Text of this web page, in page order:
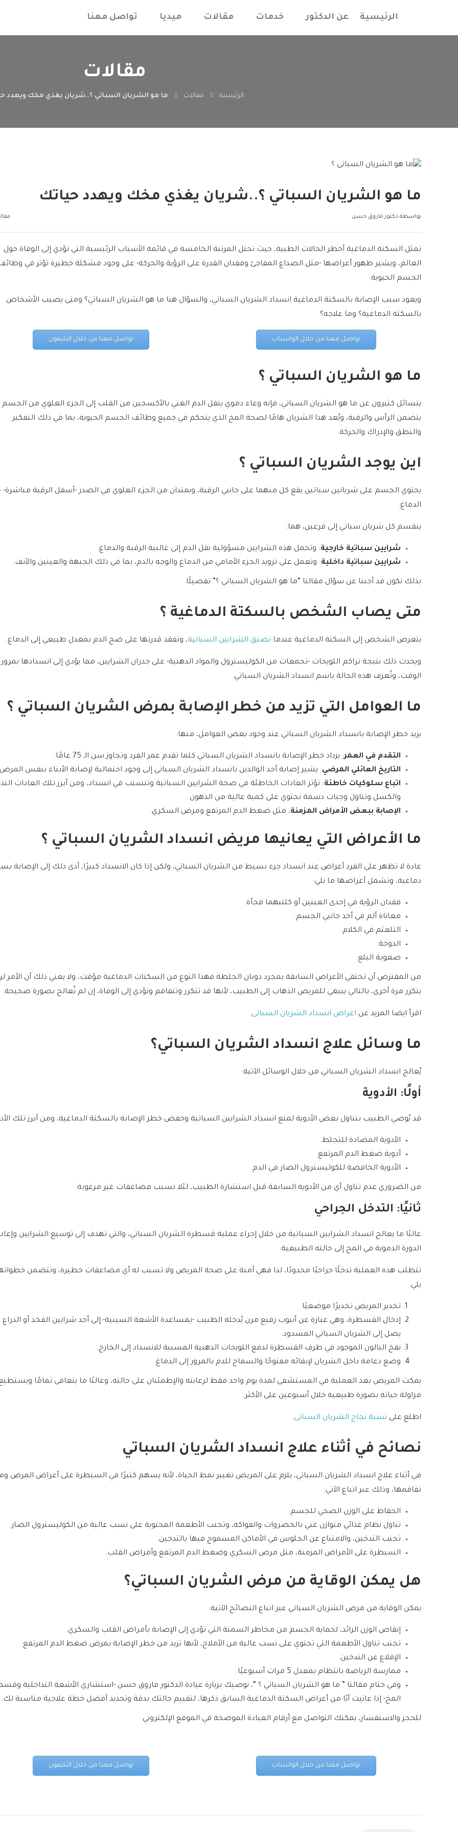
الرئيسية عن الدكتور خدمات مقالات ميديا تواصل معنا
مقالات
الرئيسية مقالات ما هو الشريان السباتي ؟..شريان يغذي مخك ويهدد
ما هو الشريان السباتي ؟..شريان يغذي مخك ويهدد حياتك
بواسطة دكتور فاروق حسن
تمثل السكتة الدماغية أخطر الحالات الطبية، حيث تحتل المرتبة الخامسة في قائمة الأسباب الرئيسية التي تؤدي إلى الوفاة حول
العالم، ويشير ظهور أعراضها -مثل الصداع المفاجئ وفقدان القدرة على الرؤية والحركة- على وجود مشكلة خطيرة تؤثر في
الجسم الحيوية.
ويعود سبب الإصابة بالسكتة الدماغية انسداد الشريان السباتي، والسؤال هنا ما هو الشريان السباتي؟ ومتى يصيب الأشخاص
بالسكتة الدماغية؟ وما علاجه؟
تواصل معنا من خلال التليفون تواصل معنا من خلال الواتساب
ما هو الشريان السباتي ؟
يتسائل كثيرون عن ما هو الشريان السباتي، فإنه وعاء دموي ينقل الدم الغني بالأكسجين من القلب إلى الجزء العلوي من الجسم
يتضمن الرأس والرقبة، ويُعد هذا الشريان هامًا لصحة المخ الذي يتحكم في جميع وظائف الجسم الحيوية، بما في ذلك التفكير
والنطق والإدراك والحركة.
اين يوجد الشريان السباتي ؟
يحتوي الجسم على شريانين سباتين يقع كل منهما على جانبي الرقبة، ويمتدان من الجزء العلوي في الصدر -أسفل الرقبة مباشرة-
الدماغ.
ينقسم كل شريان سباتي إلى فرعين، هما:
شرايين سباتية خارجية: وتحمل هذه الشرايين مسؤولية نقل الدم إلى غالبية الرقبة والدماغ.
شرايين سباتية داخلية: وتعمل على تزويد الجزء الأمامي من الدماغ والوجه بالدم، بما في ذلك الجبهة والعينين والأنف.
بذلك نكون قد أجبنا عن سؤال مقالنا “ما هو الشريان السباتي ؟” تفصيلًا.
متى يصاب الشخص بالسكتة الدماغية ؟
يتعرض الشخص إلى السكتة الدماغية عندما تضيق الشرايين السباتية، وتفقد قدرتها على ضخ الدم بمعدل طبيعي إلى الدماغ.
ويحدث ذلك نتيجة تراكم اللويحات -تجمعات من الكوليسترول والمواد الدهنية- على جدران الشرايين، مما يؤدي إلى انسدادها بمرور
الوقت، وتُعرف هذه الحالة باسم انسداد الشريان السباتي.
ما العوامل التي تزيد من خطر الإصابة بمرض الشريان السباتي ؟
يزيد خطر الإصابة بانسداد الشريان السباتي عند وجود بعض العوامل، منها:
التقدم في العمر: يزداد خطر الإصابة بانسداد الشريان السباتي كلما تقدم عمر الفرد وتجاوز سن الـ 75 عامًا.
التاريخ العائلي المرضي: يشير إصابة أحد الوالدين بانسداد الشريان السباتي إلى وجود احتمالية لإصابة الأبناء بنفس
اتباع سلوكيات خاطئة: تؤثر العادات الخاطئة في صحة الشرايين السباتية وتتسبب في انسداد، ومن أبرز تلك العادات
والكسل وتناول وجبات دسمة تحتوي على كمية عالية من الدهون.
الإصابة ببعض الأمراض المزمنة، مثل ضغط الدم المرتفع ومرض السكري.
ما الأعراض التي يعانيها مريض انسداد الشريان السباتي ؟
عادة لا تظهر على الفرد أعراض عند انسداد جزء بسيط من الشريان السباتي، ولكن إذا كان الانسداد كبيرًا، أدى ذلك إلى الإصابة
دماغية، وتشمل أعراضها ما يلي:
فقدان الرؤية في إحدى العينين أو كلتيهما فجأة.
معاناة ألم في أحد جانبي الجسم.
التلعثم في الكلام.
الدوخة.
صعوبة البلع.
من المفترض أن تختفي الأعراض السابقة بمجرد ذوبان الجلطة فهذا النوع من السكتات الدماغية مؤقت، ولا يعني ذلك أن الأمر
يتكرر مرة أخرى، بالتالي ينبغي للمريض الذهاب إلى الطبيب، لأنها قد تتكرر وتتفاقم وتؤدي إلى الوفاة، إن لم تُعالج بصورة صحيحة.
اقرأ ايضا المزيد عن اعراض انسداد الشريان السباتى.
ما وسائل علاج انسداد الشريان السباتي؟
يُعالج انسداد الشريان السباتي من خلال الوسائل الآتية:
أولًا: الأدوية
قد يُوصي الطبيب بتناول بعض الأدوية لمنع انسداد الشرايين السباتية وخفض خطر الإصابة بالسكتة الدماغية، ومن أبرز تلك
الأدوية المضادة للتجلط.
أدوية ضغط الدم المرتفع.
الأدوية الخافضة للكوليسترول الضار في الدم.
من الضروري عدم تناول أي من الأدوية السابقة قبل استشارة الطبيب، لئلا تسبب مضاعفات غير مرغوبة.
ثانيًا: التدخل الجراحي
غالبًا ما يعالج انسداد الشرايين السباتية من خلال إجراء عملية قسطرة الشريان السباتي، والتي تهدف إلى توسيع الشرايين
الدورة الدموية في المخ إلى حالته الطبيعية.
تتطلب هذه العملية تدخلًا جراحيًا محدودًا، لذا فهي آمنة على صحة المريض ولا تسبب له أي مضاعفات خطيرة، وتتضمن
يلي:
تخدير المريض تخديرًا موضعيًا.
إدخال القسطرة، وهي عبارة عن أنبوب رفيع مرن يُدخله الطبيب -بمساعدة الأشعة السينية- إلى أحد شرايين الفخذ أو الذراع
يصل إلى الشريان السباتي المسدود.
نفخ البالون الموجود في طرف القسطرة لدفع اللويحات الدهنية المسببة للانسداد إلى الخارج.
وضع دعامة داخل الشريان لإبقائه مفتوحًا والسماح للدم بالمرور إلى الدماغ.
يمكث المريض بعد العملية في المستشفى لمدة يوم واحد فقط لرعايته والإطمئنان على حالته، وغالبًا ما يتعافى تمامًا
مزاولة حياته بصورة طبيعية خلال أسبوعين على الأكثر.
اطلع على نسبة نجاح الشريان السباتى.
نصائح في أثناء علاج انسداد الشريان السباتي
في أثناء علاج انسداد الشريان السباتي، يلزم على المريض تغيير نمط الحياة، لأنه يسهم كثيرًا في السيطرة على أعراض المرض
تفاقمها، وذلك عبر اتباع الآتي:
الحفاظ على الوزن الصحي للجسم.
تناول نظام غذائي متوازن غني بالخضروات والفواكه، وتجنب الأطعمة المحتوية على نسب عالية من الكوليسترول الضار.
تجنب التدخين، والامتناع عن الجلوس في الأماكن المسموح فيها بالتدخين.
السيطرة على الأمراض المزمنة، مثل مرض السكري وضغط الدم المرتفع وأمراض القلب.
هل يمكن الوقاية من مرض الشريان السباتي؟
يمكن الوقاية من مرض الشريان السباتي عبر اتباع النصائح الآتية:
إنقاص الوزن الزائد، لحماية الجسم من مخاطر السمنة التي تؤدي إلى الإصابة بأمراض القلب والسكري.
تجنب تناول الأطعمة التي تحتوي على نسب عالية من الأملاح، لأنها تزيد من خطر الإصابة بمرض ضغط الدم المرتفع.
الإقلاع عن التدخين.
ممارسة الرياضة بانتظام بمعدل 5 مرات أسبوعيًا.
وفي ختام مقالنا ” ما هو الشريان السباتي ؟ “، نوصيك بزيارة عيادة الدكتور فاروق حسن -استشاري الأشعة التداخلية
المخ- إذا عانيت أيًا من أعراض السكتة الدماغية السابق ذكرها، لتقييم حالتك بدقة وتحديد أفضل خطة علاجية مناسبة لك.
للحجز والاستفسار، يمكنك التواصل مع أرقام العيادة الموضحة في الموقع الإلكتروني.
تواصل معنا من خلال التليفون تواصل معنا من خلال الواتساب